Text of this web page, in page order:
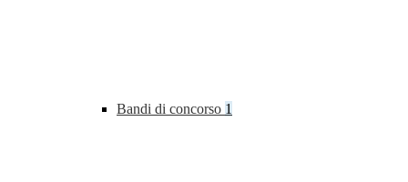
Bandi di concorso 1